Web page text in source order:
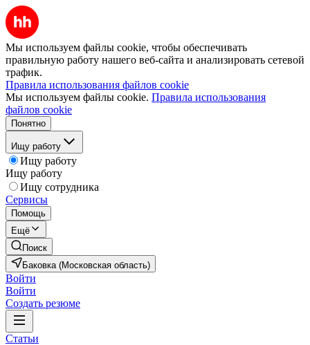
Мы используем файлы cookie, чтобы обеспечивать
правильную работу нашего веб-сайта и анализировать сетевой
трафик.
Правила использования файлов cookie
Мы используем файлы cookie. Правила использования
файлов cookie
Понятно
Ищу работу
Ищу работу
Ищу работу
Ищу сотрудника
Сервисы
Помощь
Ещё
Поиск
Баковка (Московская область)
Войти
Войти
Создать резюме
Статьи